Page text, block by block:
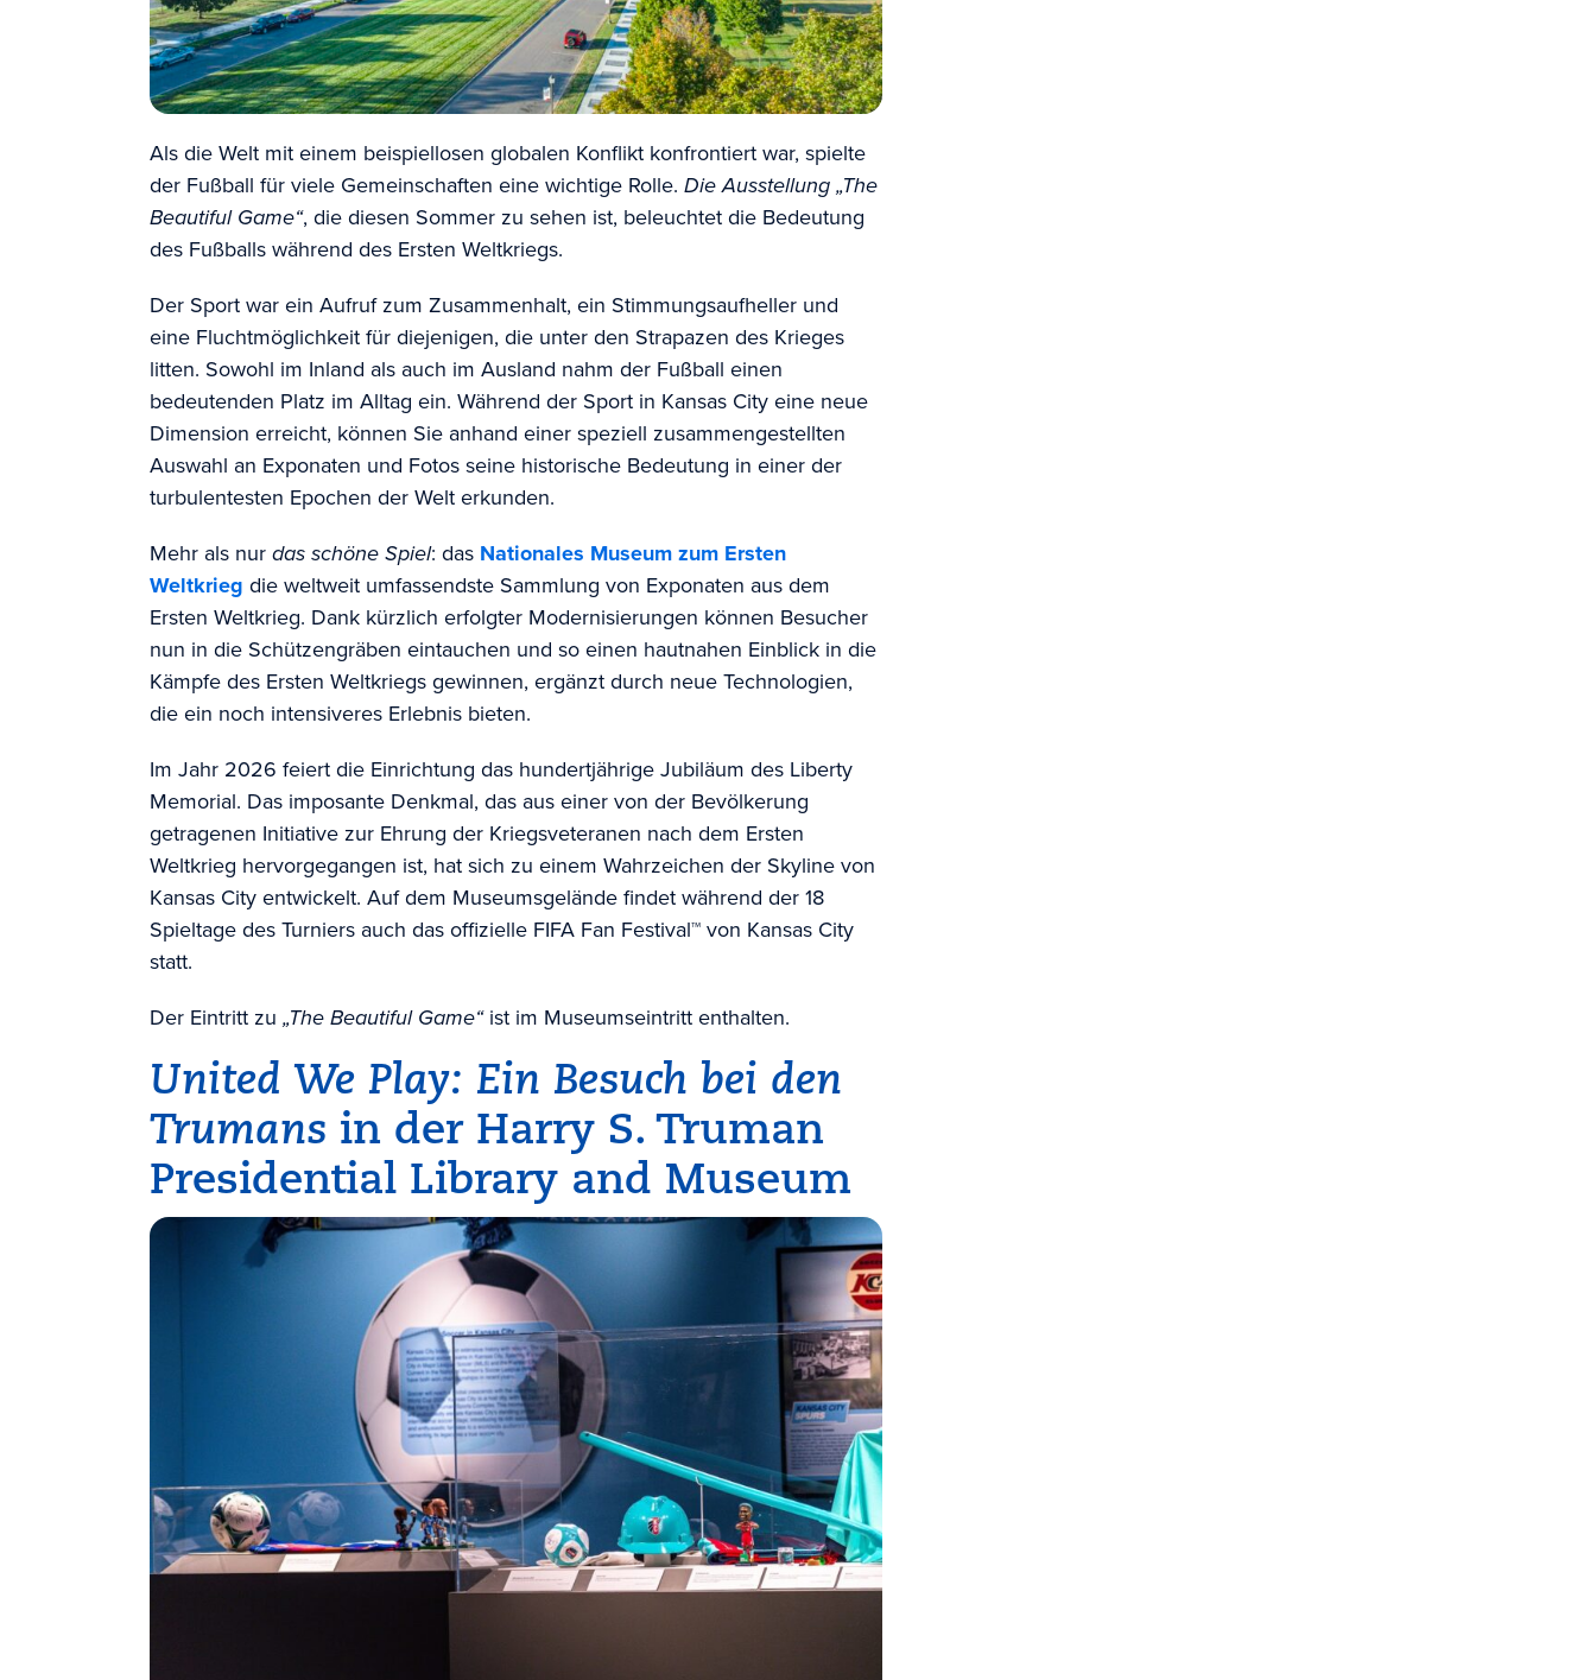
Als die Welt mit einem beispiellosen globalen Konflikt konfrontiert war, spielte
der Fußball für viele Gemeinschaften eine wichtige Rolle. Die Ausstellung „The
Beautiful Game“, die diesen Sommer zu sehen ist, beleuchtet die Bedeutung
des Fußballs während des Ersten Weltkriegs.
Der Sport war ein Aufruf zum Zusammenhalt, ein Stimmungsaufheller und
eine Fluchtmöglichkeit für diejenigen, die unter den Strapazen des Krieges
litten. Sowohl im Inland als auch im Ausland nahm der Fußball einen
bedeutenden Platz im Alltag ein. Während der Sport in Kansas City eine neue
Dimension erreicht, können Sie anhand einer speziell zusammengestellten
Auswahl an Exponaten und Fotos seine historische Bedeutung in einer der
turbulentesten Epochen der Welt erkunden.
Mehr als nurdas schöne Spiel: das Nationales Museum zum Ersten
Weltkrieg die weltweit umfassendste Sammlung von Exponaten aus dem
Ersten Weltkrieg. Dank kürzlich erfolgter Modernisierungen können Besucher
nun in die Schützengräben eintauchen und so einen hautnahen Einblick in die
Kämpfe des Ersten Weltkriegs gewinnen, ergänzt durch neue Technologien,
die ein noch intensiveres Erlebnis bieten.
Im Jahr 2026 feiert die Einrichtung das hundertjährige Jubiläum des Liberty
Memorial. Das imposante Denkmal, das aus einer von der Bevölkerung
getragenen Initiative zur Ehrung der Kriegsveteranen nach dem Ersten
Weltkrieg hervorgegangen ist, hat sich zu einem Wahrzeichen der Skyline von
Kansas City entwickelt. Auf dem Museumsgelände findet während der 18
Spieltage des Turniers auch das offizielle FIFA Fan Festival™ von Kansas City
statt.
Der Eintritt zu „The Beautiful Game“ist im Museumseintritt enthalten.
United We Play: Ein Besuch bei den
Trumans in der Harry S. Truman
Presidential Library and Museum